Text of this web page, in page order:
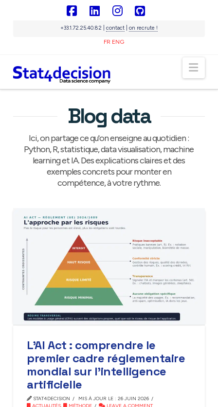
FacebookLinkedInInstagram
+33.1.72.25.40.82 | contact| on recrute !
FR ENG
Blog data
Ici, on partage ce qu'on enseigne au quotidien :
Python, R, statistique, data visualisation, machine
learning et IA. Des explications claires et des
exemples concrets pour monter en
compétence, à votre rythme.
L’AI Act : comprendre le
premier cadre réglementaire
mondial sur l’intelligence
artificielle
STAT4DECISION
MIS À JOUR LE : 26 JUIN 2026
ACTUALITÉS, MÉTHODE LEAVE A COMMENT
Sigma IA souveraine
Panneau de gestion des cookies